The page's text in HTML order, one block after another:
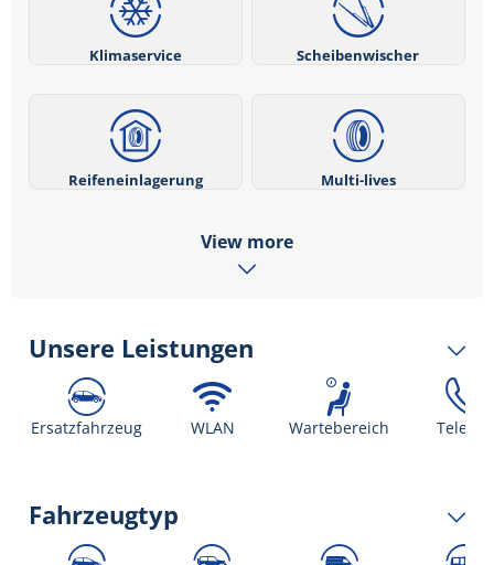
Klimaservice Scheibenwischer
Reifeneinlagerung Multi-lives
View more
Unsere Leistungen
Ersatzfahrzeug WLAN Wartebereich Telefon
Fahrzeugtyp